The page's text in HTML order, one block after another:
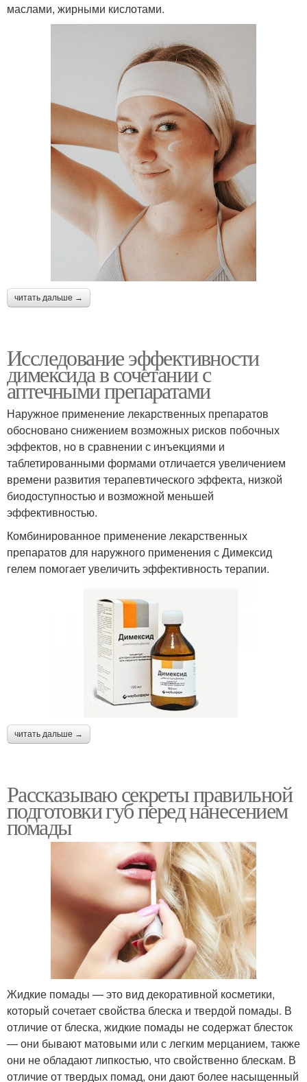
маслами, жирными кислотами.
читать дальше →
Исследование эффективности
димексида в сочетании с
аптечными препаратами
Наружное применение лекарственных препаратов
обосновано снижением возможных рисков побочных
эффектов, но в сравнении с инъекциями и
таблетированными формами отличается увеличением
времени развития терапевтического эффекта, низкой
биодоступностью и возможной меньшей
эффективностью.
Комбинированное применение лекарственных
препаратов для наружного применения с Димексид
гелем помогает увеличить эффективность терапии.
читать дальше →
Рассказываю секреты правильной
подготовки губ перед нанесением
помады
Жидкие помады — это вид декоративной косметики,
который сочетает свойства блеска и твердой помады. В
отличие от блеска, жидкие помады не содержат блесток
— они бывают матовыми или с легким мерцанием, также
они не обладают липкостью, что свойственно блескам. В
отличие от твердых помад, они дают более насыщенный